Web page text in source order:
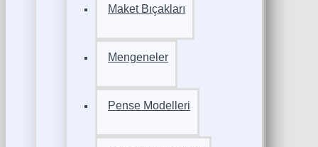
Maket Bıçakları
Mengeneler
Pense Modelleri